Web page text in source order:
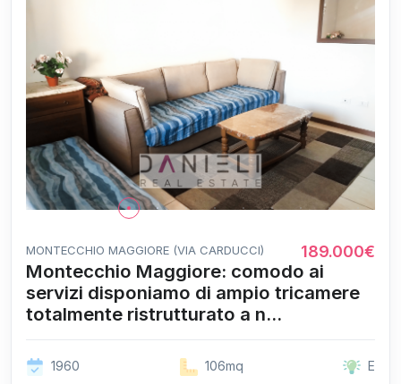
MONTECCHIO MAGGIORE (VIA CARDUCCI) 189.000€
Montecchio Maggiore: comodo ai
servizi disponiamo di ampio tricamere
totalmente ristrutturato a n...
1960 106mq E